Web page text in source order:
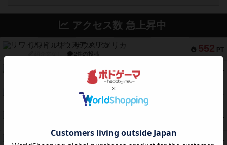
アクセス数 急上昇中
552 PT
リワイルド：サウスアメリカ
2件の投稿
PT
マーケットフレッシュ
1件の投稿
PT
ファイアー・ブルズ / 火牛陣
1件の投稿
122 PT
PT
トランスオリエント・エクスプレス